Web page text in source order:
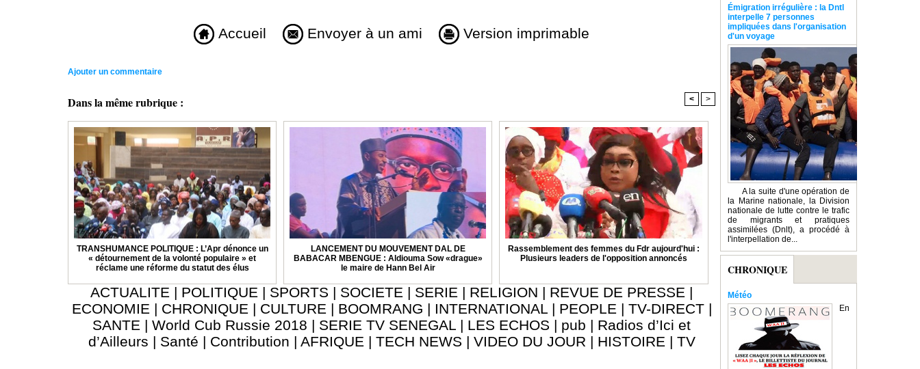
Accueil Envoyer à un ami Version imprimable
Ajouter un commentaire
Dans la même rubrique : < >
TRANSHUMANCE POLITIQUE : L’Apr dénonce un
« détournement de la volonté populaire » et
réclame une réforme du statut des élus
LANCEMENT DU MOUVEMENT DAL DE
BABACAR MBENGUE : Aldiouma Sow «drague»
le maire de Hann Bel Air
Rassemblement des femmes du Fdr aujourd'hui :
Plusieurs leaders de l'opposition annoncés
ACTUALITE | POLITIQUE | SPORTS | SOCIETE | SERIE | RELIGION | REVUE DE PRESSE |
ECONOMIE | CHRONIQUE | CULTURE | BOOMRANG | INTERNATIONAL | PEOPLE | TV-DIRECT |
SANTE | World Cub Russie 2018 | SERIE TV SENEGAL | LES ECHOS | pub | Radios d’Ici et
d’Ailleurs | Santé | Contribution | AFRIQUE | TECH NEWS | VIDEO DU JOUR | HISTOIRE | TV
Émigration irrégulière : la Dntl
interpelle 7 personnes
impliquées dans l'organisation
d'un voyage
A la suite d'une opération de
la Marine nationale, la Division
nationale de lutte contre le trafic
de migrants et pratiques
assimilées (Dnlt), a procédé à
l'interpellation de...
CHRONIQUE
Météo
En